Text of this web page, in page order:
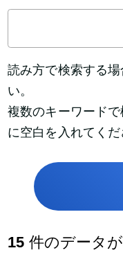
読み方で検索する
い。
複数のキーワード
に空白を入れてくだ
15 件のデータ